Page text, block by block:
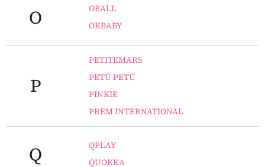
O
OBALL
OKBABY
P
PETITEMARS
PETÚ PETÚ
PINKIE
PREM INTERNATIONAL
Q
QPLAY
QUOKKA